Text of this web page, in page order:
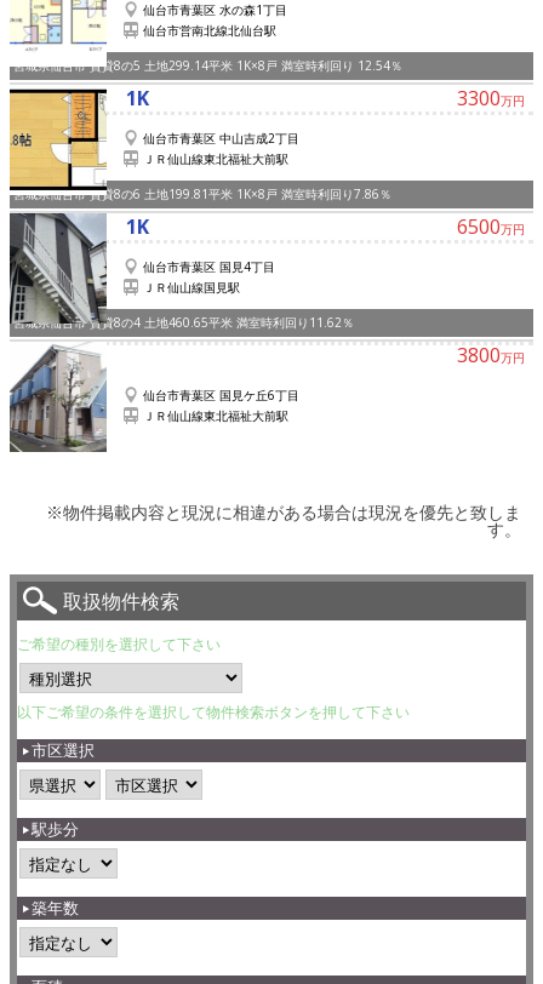
仙台市青葉区 水の森1丁目
仙台市営南北線北仙台駅
宮城県仙台市 賃貸8の5 土地299.14平米 1K×8戸 満室時利回り 12.54％
3300万円
1K
仙台市青葉区 中山吉成2丁目
ＪＲ仙山線東北福祉大前駅
宮城県仙台市 賃貸8の6 土地199.81平米 1K×8戸 満室時利回り7.86％
6500万円
1K
仙台市青葉区 国見4丁目
ＪＲ仙山線国見駅
宮城県仙台市 賃貸8の4 土地460.65平米 満室時利回り11.62％
3800万円
仙台市青葉区 国見ケ丘6丁目
ＪＲ仙山線東北福祉大前駅
※物件掲載内容と現況に相違がある場合は現況を優先と致しま
す。
取扱物件検索
ご希望の種別を選択して下さい
以下ご希望の条件を選択して物件検索ボタンを押して下さい
市区選択
駅歩分
築年数